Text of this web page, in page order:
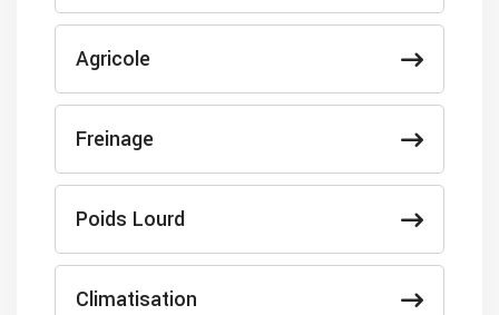
Agricole
Freinage
Poids Lourd
Climatisation